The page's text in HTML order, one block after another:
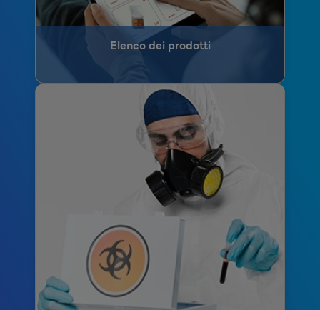
Elenco dei prodotti